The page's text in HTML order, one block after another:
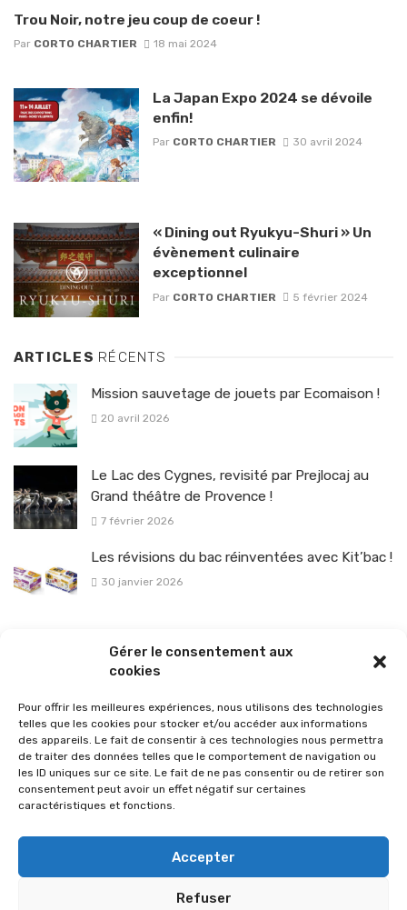
Gérer le consentement aux
cookies
Pour offrir les meilleures expériences, nous utilisons des technologies
telles que les cookies pour stocker et/ou accéder aux informations
des appareils. Le fait de consentir à ces technologies nous permettra
de traiter des données telles que le comportement de navigation ou
les ID uniques sur ce site. Le fait de ne pas consentir ou de retirer son
consentement peut avoir un effet négatif sur certaines
caractéristiques et fonctions.
Accepter
Refuser
Trou Noir, notre jeu coup de coeur !
Par CORTO CHARTIER 18 mai 2024
La Japan Expo 2024 se dévoile
enfin!
Par CORTO CHARTIER 30 avril 2024
« Dining out Ryukyu-Shuri » Un
évènement culinaire
exceptionnel
Par CORTO CHARTIER 5 février 2024
ARTICLES RÉCENTS
Mission sauvetage de jouets par Ecomaison !
20 avril 2026
Le Lac des Cygnes, revisité par Prejlocaj au
Grand théâtre de Provence !
7 février 2026
Les révisions du bac réinventées avec Kit’bac !
30 janvier 2026